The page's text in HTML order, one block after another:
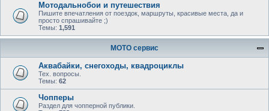
Мотодальнобои и путешествия
Пишите впечатления от поездок, маршруты, красивые места, да и
просто спрашивайте ;)
Темы: 1,591
МОТО сервис
Аквабайки, снегоходы, квадроциклы
Тех. вопросы.
Темы: 62
Чопперы
Раздел для чопперной публики.